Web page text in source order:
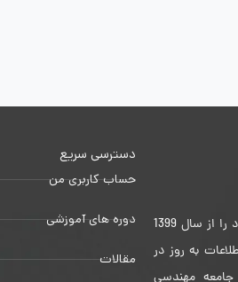
آکادمی آموزشی مهندس سعید شریفی فعالیت جدی خود را از سال 1399
از دانش ، تجربه 13 ساله و اطلاعات به روز در
جامعه مهندسی
دسترسی سریع
حساب کاربری من
دوره های آموزشی
مقالات